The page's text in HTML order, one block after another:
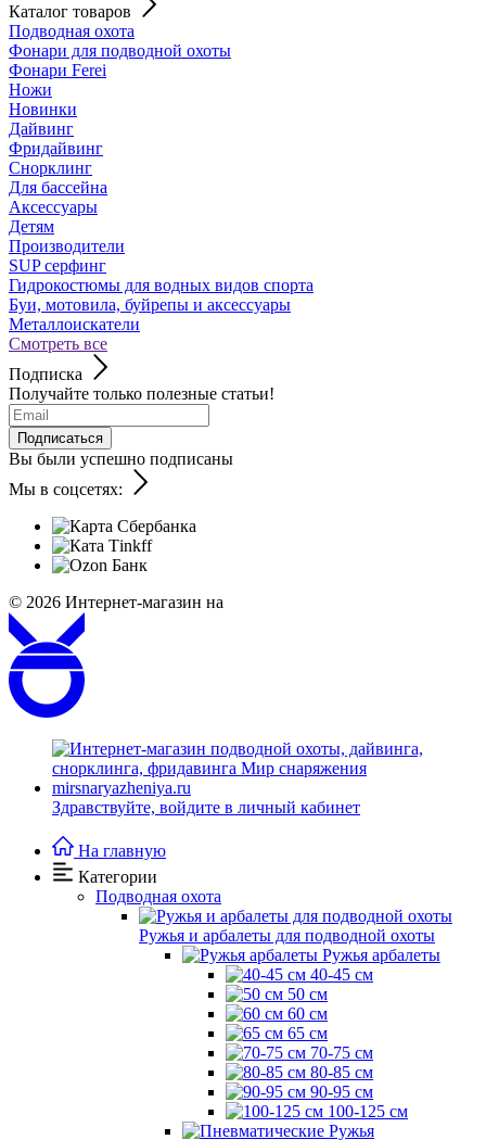
Каталог товаров
Подводная охота
Фонари для подводной охоты
Фонари Ferei
Ножи
Новинки
Дайвинг
Фридайвинг
Снорклинг
Для бассейна
Аксессуары
Детям
Производители
SUP серфинг
Гидрокостюмы для водных видов спорта
Буи, мотовила, буйрепы и аксессуары
Металлоискатели
Смотреть все
Подписка
Получайте только полезные статьи!
Подписаться
Вы были успешно подписаны
Мы в соцсетях:
© 2026 Интернет-магазин на
Здравствуйте, войдите в личный кабинет
На главную
Категории
Подводная охота
Ружья и арбалеты для подводной охоты
Ружья арбалеты
40-45 см
50 см
60 см
65 см
70-75 см
80-85 см
90-95 см
100-125 см